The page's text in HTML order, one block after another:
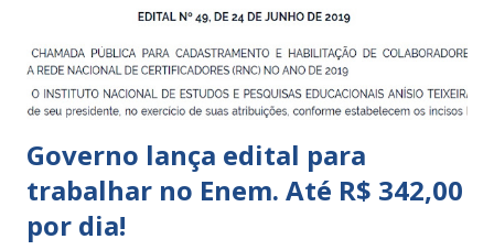
Indígena, e trabalham com cri...
Governo lança edital para
trabalhar no Enem. Até R$ 342,00
por dia!